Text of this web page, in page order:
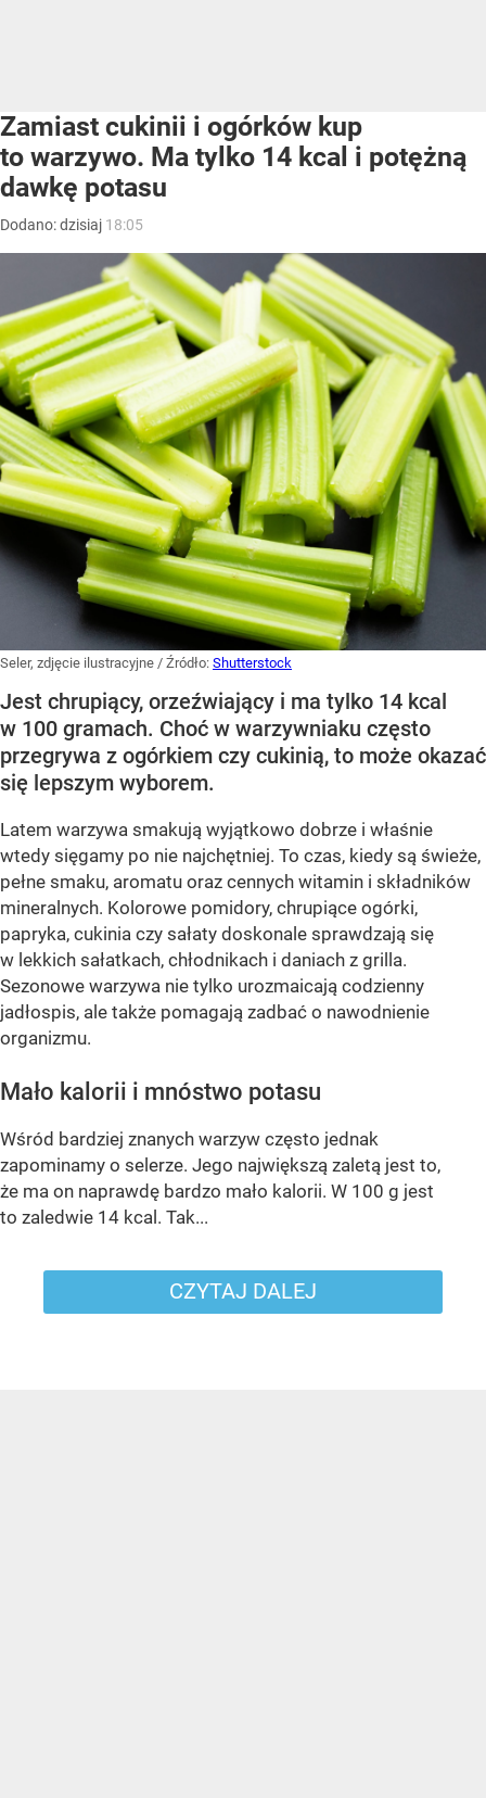
Zamiast cukinii i ogórków kup
to warzywo. Ma tylko 14 kcal i potężną
dawkę potasu
Dodano:dzisiaj 18:05
Seler, zdjęcie ilustracyjne / Źródło: Shutterstock
Jest chrupiący, orzeźwiający i ma tylko 14 kcal
w 100 gramach. Choć w warzywniaku często
przegrywa z ogórkiem czy cukinią, to może okazać
się lepszym wyborem.
Latem warzywa smakują wyjątkowo dobrze i właśnie
wtedy sięgamy po nie najchętniej. To czas, kiedy są świeże,
pełne smaku, aromatu oraz cennych witamin i składników
mineralnych. Kolorowe pomidory, chrupiące ogórki,
papryka, cukinia czy sałaty doskonale sprawdzają się
w lekkich sałatkach, chłodnikach i daniach z grilla.
Sezonowe warzywa nie tylko urozmaicają codzienny
jadłospis, ale także pomagają zadbać o nawodnienie
organizmu.
Mało kalorii i mnóstwo potasu
Wśród bardziej znanych warzyw często jednak
zapominamy o selerze. Jego największą zaletą jest to,
że ma on naprawdę bardzo mało kalorii. W 100 g jest
to zaledwie 14 kcal. Tak...
CZYTAJ DALEJ